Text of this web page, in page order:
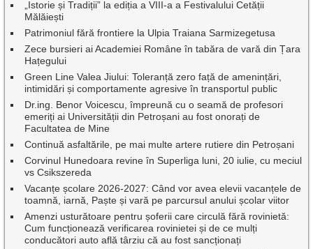
„Istorie și Tradiții” la ediția a VIII-a a Festivalului Cetății
Mălăiești
Patrimoniul fără frontiere la Ulpia Traiana Sarmizegetusa
Zece bursieri ai Academiei Române în tabăra de vară din Țara
Hațegului
Green Line Valea Jiului: Toleranță zero față de amenințări,
intimidări și comportamente agresive în transportul public
Dr.ing. Benor Voicescu, împreună cu o seamă de profesori
emeriți ai Universității din Petroșani au fost onorați de
Facultatea de Mine
Continuă asfaltările, pe mai multe artere rutiere din Petroșani
Corvinul Hunedoara revine în Superliga luni, 20 iulie, cu meciul
vs Csikszereda
Vacanțe școlare 2026-2027: Când vor avea elevii vacanțele de
toamnă, iarnă, Paște și vară pe parcursul anului școlar viitor
Amenzi usturătoare pentru șoferii care circulă fără rovinietă:
Cum funcționează verificarea rovinietei și de ce mulți
conducători auto află târziu că au fost sancționați